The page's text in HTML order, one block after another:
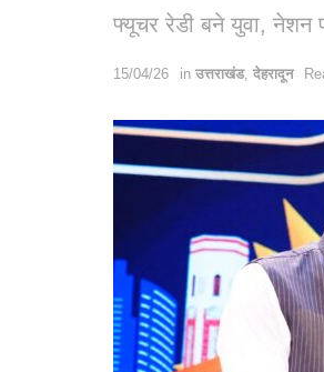
फ्यूचर रेडी बने युवा, नेशन
15/04/26 in उत्तराखंड, देहरादून